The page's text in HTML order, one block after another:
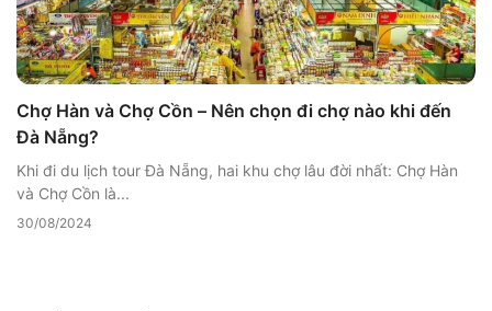
Chợ Hàn và Chợ Cồn – Nên chọn đi chợ nào khi đến
Đà Nẵng?
Khi đi du lịch tour Đà Nẵng, hai khu chợ lâu đời nhất: Chợ Hàn
và Chợ Cồn là...
30/08/2024